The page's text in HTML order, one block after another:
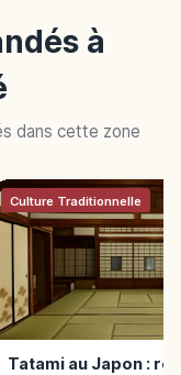
à
dans cette zone
Culture Traditionnelle
Tatami au Japon :